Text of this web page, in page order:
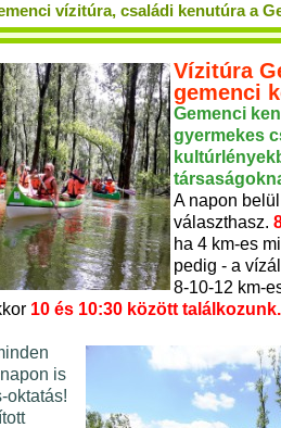
vízitúra, családi kenutúra a
Vízitúra
gemenci
Gemenci
gyermekes
A napon
választhasz.
ha 4 km-es
pedig - a
8-10-12 km-
10 és 10:30 között találkozunk.
is
oktatás!